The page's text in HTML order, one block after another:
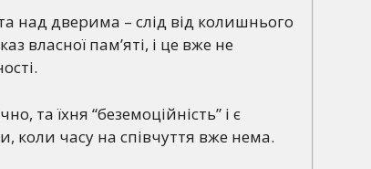
над дверима – слід від колишнього
власної пам’яті, і це вже не
та їхня “беземоційність” і є
часу на співчуття вже нема.